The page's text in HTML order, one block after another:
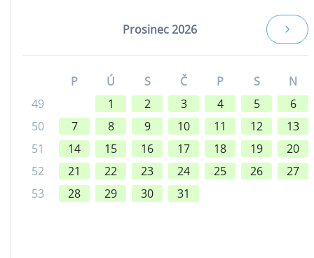
Prosinec 2026
P Ú S Č P S
N
49
1 2 3 4 5
6
50
7 8 9 10 11 12
13
51
14 15 16 17 18 19
20
52
21 22 23 24 25 26
27
53
28 29 30 31